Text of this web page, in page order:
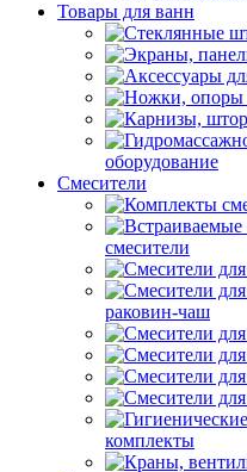
Товары для ванн
оборудование
Смесители
смесители
раковин-чаш
комплекты